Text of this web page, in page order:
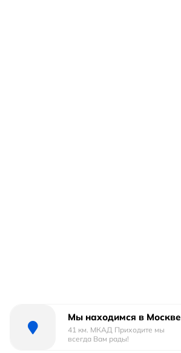
Мы находимся в Москве
41 км. МКАД Приходите мы
всегда Вам рады!